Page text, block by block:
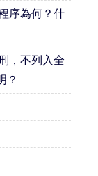
序為何？什
，不列入全
？